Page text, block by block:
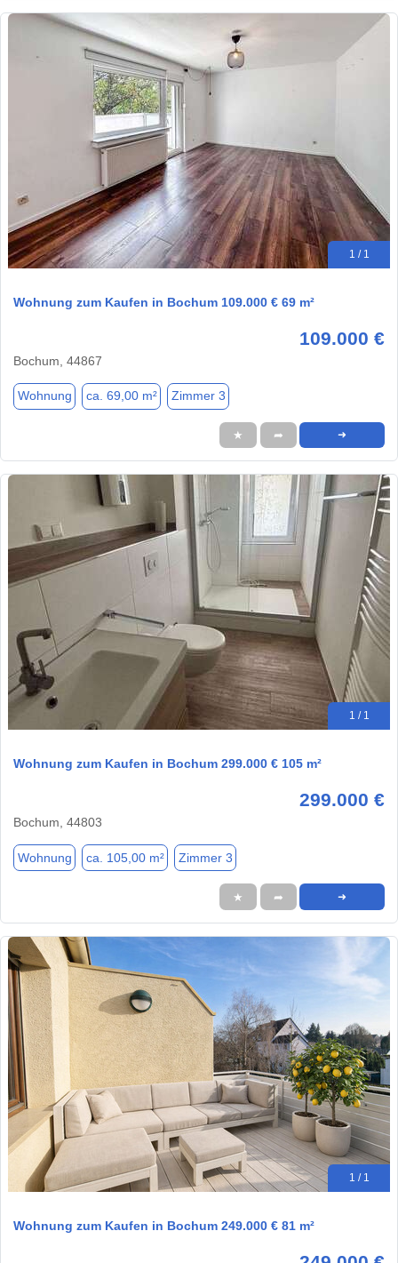
1 / 1
Wohnung zum Kaufen in Bochum 109.000 € 69 m²
109.000 €
Bochum, 44867
Wohnung ca. 69,00 m² Zimmer 3
★ ➦ ➜
1 / 1
Wohnung zum Kaufen in Bochum 299.000 € 105 m²
299.000 €
Bochum, 44803
Wohnung ca. 105,00 m² Zimmer 3
★ ➦ ➜
1 / 1
Wohnung zum Kaufen in Bochum 249.000 € 81 m²